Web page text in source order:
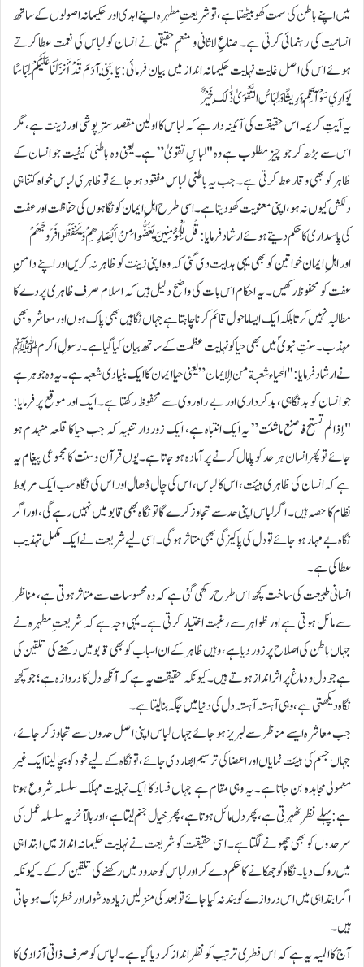
میں اپنے باطن کی سمت کھو بیٹھتا ہے، تو شریعتِ مطہرہ اپنے ابدی اور حکیمانہ اصولوں کے ساتھ
انسانیت کی رہنمائی کرتی ہے۔ صناعِ لاثانی و منعمِ حقیقی نے انسان کو لباس کی نعمت عطا کرتے
ہوئے اس کی اصل غایت نہایت حکیمانہ انداز میں بیان فرمائی: يَا بَنِي آدَمَ قَدْ أَنزَلْنَا عَلَيْكُمْ لِبَاسًا
يُوَارِي سَوْآتِكُمْ وَرِيشًا وَلِبَاسُ التَّقْوَىٰ ذَٰلِكَ خَيْرٌ
یہ آیتِ کریمہ اس حقیقت کی آئینہ دار ہے کہ لباس کا اولین مقصد ستر پوشی اور زینت ہے، مگر
اس سے بڑھ کر جو چیز مطلوب ہے وہ "لباسِ تقویٰ” ہے۔ یعنی وہ باطنی کیفیت جو انسان کے
ظاہر کو بھی وقار عطا کرتی ہے۔ جب یہ باطنی لباس مفقود ہو جائے تو ظاہری لباس خواہ کتنا ہی
دلکش کیوں نہ ہو، اپنی معنویت کھو دیتا ہے۔ اسی طرح اہلِ ایمان کو نگاہوں کی حفاظت اور عفت
کی پاسداری کا حکم دیتے ہوئے ارشاد فرمایا: قُل لِّلْمُؤْمِنِينَ يَغُضُّوا مِنْ أَبْصَارِهِمْ وَيَحْفَظُوا فُرُوجَهُمْ
اور اہلِ ایمان خواتین کو بھی یہی ہدایت دی گئی کہ وہ اپنی زینت کو ظاہر نہ کریں اور اپنے دامنِ
عفت کو محفوظ رکھیں۔ یہ احکام اس بات کی واضح دلیل ہیں کہ اسلام صرف ظاہری پردے کا
مطالبہ نہیں کرتا بلکہ ایک ایسا ماحول قائم کرنا چاہتا ہے جہاں نگاہیں بھی پاک ہوں اور معاشرہ بھی
مہذب۔سنتِ نبویؐ میں بھی حیا کو نہایت عظمت کے ساتھ بیان کیا گیا ہے۔ رسولِ اکرم ﷺ
نے ارشاد فرمایا: "الحياء شعبة من الإيمان” یعنی حیا ایمان کا ایک بنیادی شعبہ ہے۔ یہ وہ جوہر ہے
جو انسان کو بدنگاہی، بدکرداری اور بے راہ روی سے محفوظ رکھتا ہے۔ ایک اور موقع پر فرمایا:
"إذا لم تستح فاصنع ما شئت” یہ ایک انتباہ ہے، ایک زوردار تنبیہ کہ جب حیا کا قلعہ منہدم ہو
جائے تو پھر انسان ہر حد کو پامال کرنے پر آمادہ ہو جاتا ہے۔ یوں قرآن و سنت کا مجموعی پیغام یہ
ہے کہ انسان کی ظاہری ہیئت، اس کا لباس، اس کی چال ڈھال اور اس کی نگاہ سب ایک مربوط
نظام کا حصہ ہیں۔ اگر لباس اپنی حد سے تجاوز کرے گا تو نگاہ بھی قابو میں نہیں رہے گی، اور اگر
نگاہ بے مہار ہو جائے تو دل کی پاکیزگی بھی متاثر ہوگی۔ اسی لیے شریعت نے ایک مکمل تہذیب
عطا کی ہے۔
انسانی طبیعت کی ساخت کچھ اس طرح رکھی گئی ہے کہ وہ محسوسات سے متاثر ہوتی ہے، مناظر
سے مائل ہوتی ہے اور ظواہر سے رغبت اختیار کرتی ہے۔ یہی وجہ ہے کہ شریعتِ مطہرہ نے
جہاں باطن کی اصلاح پر زور دیا ہے، وہیں ظاہر کے ان اسباب کو بھی قابو میں رکھنے کی تلقین کی
ہے جو دل و دماغ پر اثر انداز ہوتے ہیں۔ کیونکہ حقیقت یہ ہے کہ آنکھ دل کا دروازہ ہے؛ جو کچھ
نگاہ دیکھتی ہے، وہی آہستہ آہستہ دل کی دنیا میں جگہ بنا لیتا ہے۔
جب معاشرہ ایسے مناظر سے لبریز ہو جائے جہاں لباس اپنی اصل حدوں سے تجاوز کر جائے،
جہاں جسم کی ہیئت نمایاں اور اعضا کی ترسیم ابھار دی جائے، تو نگاہ کے لیے خود کو بچا لینا ایک غیر
معمولی مجاہدہ بن جاتا ہے۔ یہ وہی مقام ہے جہاں فساد کا ایک نہایت مہلک سلسلہ شروع ہوتا
ہے: پہلے نظر ٹھہرتی ہے، پھر دل مائل ہوتا ہے، پھر خیال جنم لیتا ہے، اور بالآخر یہ سلسلہ عمل کی
سرحدوں کو بھی چھونے لگتا ہے۔ اسی حقیقت کو شریعت نے نہایت حکیمانہ انداز میں ابتدا ہی
میں روک دیا۔ نگاہ کو جھکانے کا حکم دے کر اور لباس کو حدود میں رکھنے کی تلقین کرکے۔ کیونکہ
اگر ابتدا ہی میں اس دروازے کو بند نہ کیا جائے تو بعد کی منزلیں زیادہ دشوار اور خطرناک ہو جاتی
ہیں۔
آج کا المیہ یہ ہے کہ اس فطری ترتیب کو نظر انداز کر دیا گیا ہے۔ لباس کو صرف ذاتی آزادی کا